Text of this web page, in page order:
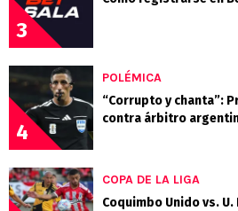
3
4
POLÉMICA
“Corrupto y chanta”:
contra árbitro
COPA DE LA LIGA
Coquimbo Unido vs.